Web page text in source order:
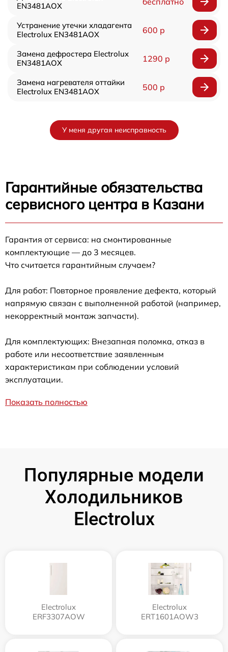
EN3481AOX
Устранение утечки хладагента
Electrolux EN3481AOX
600 р
Замена дефростера Electrolux
EN3481AOX
1290 р
Замена нагревателя оттайки
Electrolux EN3481AOX
500 р
У меня другая неисправность
Гарантийные обязательства
сервисного центра в Казани
Гарантия от сервиса: на смонтированные
комплектующие — до 3 месяцев.
Что считается гарантийным случаем?
Для работ: Повторное проявление дефекта, который
напрямую связан с выполненной работой (например,
некорректный монтаж запчасти).
Для комплектующих: Внезапная поломка, отказ в
работе или несоответствие заявленным
характеристикам при соблюдении условий
эксплуатации.
Показать полностью
Популярные модели
Холодильников
Electrolux
Electrolux
ERF3307AOW
Electrolux
ERT1601AOW3